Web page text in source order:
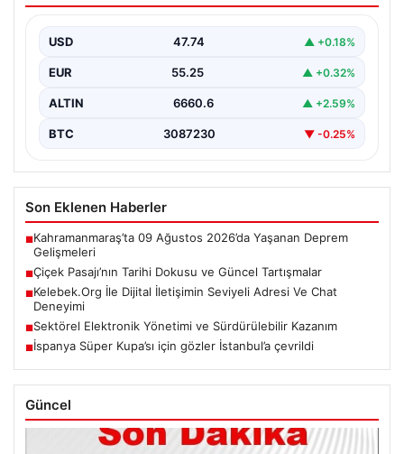
son günlerde ön cephesine yerleştirilen renkli tabela…
USD 47.74 ▲ +0.18%
EUR 55.25 ▲ +0.32%
ALTIN 6660.6 ▲ +2.59%
BTC 3087230 ▼ -0.25%
Son Eklenen Haberler
■Kahramanmaraş’ta 09 Ağustos 2026’da Yaşanan Deprem
Gelişmeleri
■Çiçek Pasajı’nın Tarihi Dokusu ve Güncel Tartışmalar
■Kelebek.Org İle Dijital İletişimin Seviyeli Adresi Ve Chat
Deneyimi
■Sektörel Elektronik Yönetimi ve Sürdürülebilir Kazanım
■İspanya Süper Kupa’sı için gözler İstanbul’a çevrildi
Güncel